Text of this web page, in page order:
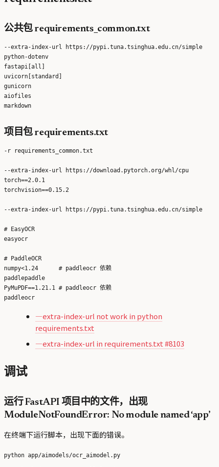
公共包 requirements_common.txt
--extra-index-url https://pypi.tuna.tsinghua.edu.cn/simple
python-dotenv
fastapi[all]
uvicorn[standard]
gunicorn
aiofiles
项目包 requirements.txt
-r requirements_common.txt
--extra-index-url https://download.pytorch.org/whl/cpu
torch==2.0.1
torchvision==0.15.2
--extra-index-url https://pypi.tuna.tsinghua.edu.cn/simple
# EasyOCR
easyocr
# PaddleOCR
numpy<1.24      # paddleocr 依赖
paddlepaddle
PyMuPDF==1.21.1 # paddleocr 依赖
—extra-index-url not work in python
requirements.txt
—extra-index-url in requirements.txt #8103
调试
运行 FastAPI 项目中的文件，出现
ModuleNotFoundError: No module named ‘app’
在终端下运行脚本，出现下面的错误。